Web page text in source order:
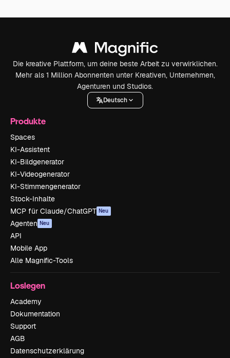
Die kreative Plattform, um deine beste Arbeit zu verwirklichen.
Mehr als 1 Million Abonnenten unter Kreativen, Unternehmen,
Agenturen und Studios.
Deutsch
Produkte
Spaces
KI-Assistent
KI-Bildgenerator
KI-Videogenerator
KI-Stimmengenerator
Stock-Inhalte
MCP für Claude/ChatGPT Neu
Agenten Neu
API
Mobile App
Alle Magnific-Tools
Loslegen
Academy
Dokumentation
Support
AGB
Datenschutzerklärung